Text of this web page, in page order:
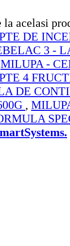
la acelasi
DE
3 -
MILUPA -
4
DE
,